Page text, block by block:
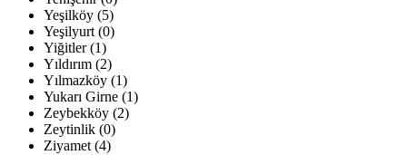
Yeşilköy (5)
Yeşilyurt (0)
Yiğitler (1)
Yıldırım (2)
Yılmazköy (1)
Yukarı Girne (1)
Zeybekköy (2)
Zeytinlik (0)
Ziyamet (4)